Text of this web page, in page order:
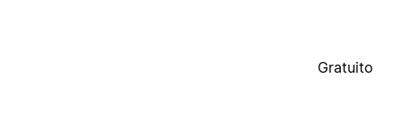
Gratuito